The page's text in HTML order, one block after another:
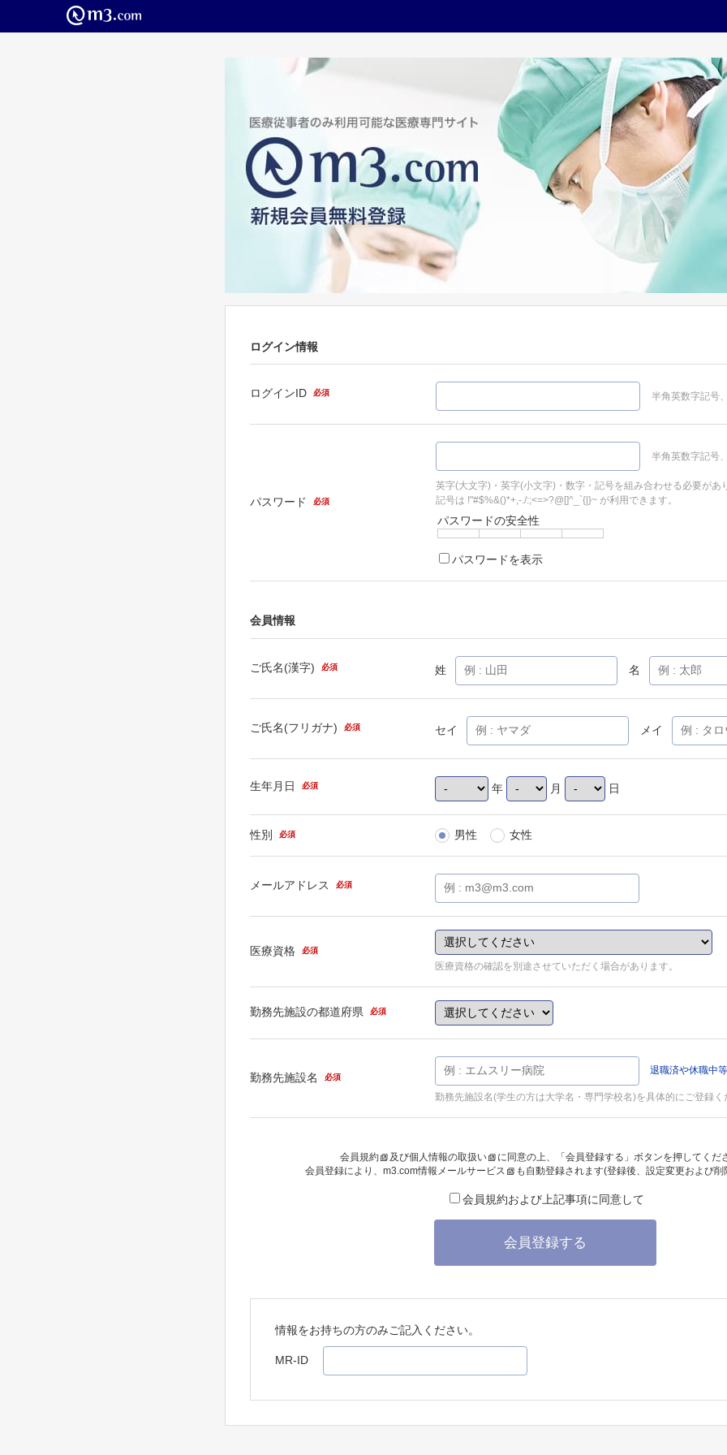
ログイン情報
ログインID 必須 半角英数字記号
パスワード 必須
半角英数字記号
英字(大文字)・英字(小文字)・数字・記号を組み合わせる必要があ
記号は !"#$%&()*+,-./:;<=>?@[]^_`{|}~ が利用できます。
パスワードの安全性
パスワードを表示
会員情報
ご氏名(漢字) 必須 姓 名
ご氏名(フリガナ) 必須 セイ メイ
生年月日 必須 年 月 日
性別 必須 男性 女性
メールアドレス 必須
医療資格 必須
医療資格の確認を別途させていただく場合があります。
勤務先施設の都道府県 必須
勤務先施設名 必須
退職済や休職中
勤務先施設名(学生の方は大学名・専門学校名)を具体的にご登録く
会員規約 及び個人情報の取扱い
に同意の上、「会員登録する」ボタンを押してくだ
会員登録により、 m3.com情報メールサービス も自動登録されます(登録後、設定変更および
会員規約および上記事項に同意して
会員登録する
情報をお持ちの方のみご記入ください。
MR-ID